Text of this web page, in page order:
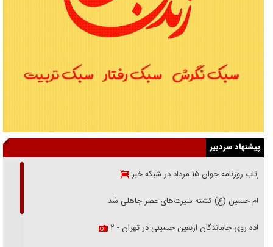
پیشنهاد سردبیر
بازتاب روزنامه جوان ۱۵ مرداد در شبکه خبر
امام حسین (ع) کشته سیرت‌های عصر جاهلی شد
پیاده روی جاماندگان اربعین حسینی در تهران - ۲